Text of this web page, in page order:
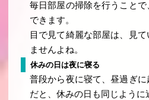
毎日部屋の掃除を行うこと
できます。
目で見て綺麗な部屋は、見
ませんよね。
休みの日は夜に寝る
普段から夜に寝て、昼過ぎに
だと、休みの日も同じように